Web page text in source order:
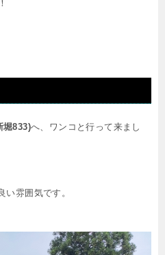
堀833)へ、ワンコと行って来まし
い雰囲気です。